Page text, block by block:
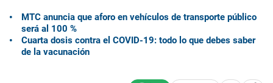
MTC anuncia que aforo en vehículos de transporte público
será al 100 %
Cuarta dosis contra el COVID-19: todo lo que debes saber
de la vacunación